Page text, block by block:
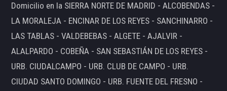
Domicilio en la SIERRA NORTE DE MADRID - ALCOBENDAS -
LA MORALEJA - ENCINAR DE LOS REYES - SANCHINARRO -
LAS TABLAS - VALDEBEBAS - ALGETE - AJALVIR -
ALALPARDO - COBEÑA - SAN SEBASTIÁN DE LOS REYES -
URB. CIUDALCAMPO - URB. CLUB DE CAMPO - URB.
CIUDAD SANTO DOMINGO - URB. FUENTE DEL FRESNO -